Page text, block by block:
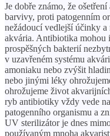
Je dobře známo, že
barvivy, proti patogenním
nežádoucí vedlejší účinky
akvária. Antibiotika mohou
prospěšných bakterií
v uzavřeném systému
amoniaku nebo zvýšit
nebo jinými léky
ohrožujeme život
ryb antibiotiky vždy vede
patogenního organismu a
UV sterilizátor je dnes
používaným mnoha